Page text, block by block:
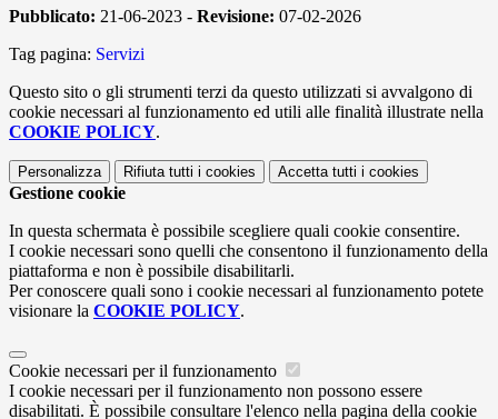
Pubblicato: 21-06-2023 - Revisione: 07-02-2026
Tag pagina: Servizi
Questo sito o gli strumenti terzi da questo utilizzati si avvalgono di
cookie necessari al funzionamento ed utili alle finalità illustrate nella
COOKIE POLICY.
Personalizza Rifiuta tutti i cookies Accetta tutti i cookies
Gestione cookie
In questa schermata è possibile scegliere quali cookie consentire.
I cookie necessari sono quelli che consentono il funzionamento della
piattaforma e non è possibile disabilitarli.
Per conoscere quali sono i cookie necessari al funzionamento potete
visionare la COOKIE POLICY.
Cookie necessari per il funzionamento
I cookie necessari per il funzionamento non possono essere
disabilitati. È possibile consultare l'elenco nella pagina della cookie